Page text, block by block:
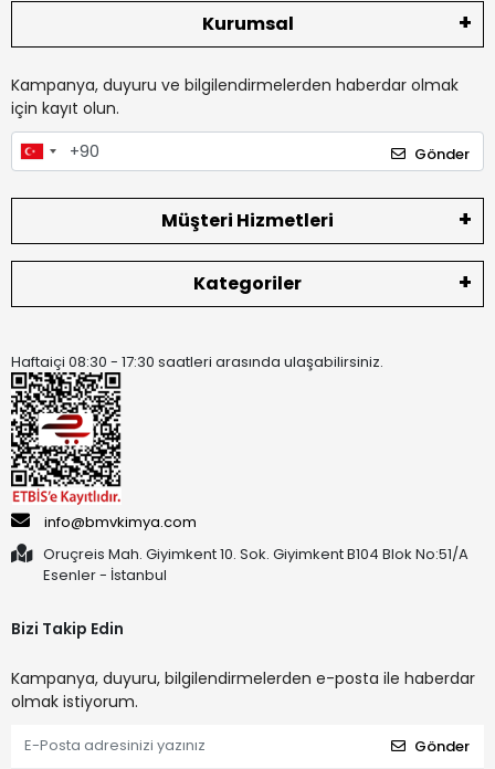
Kurumsal
Kampanya, duyuru ve bilgilendirmelerden haberdar olmak
için kayıt olun.
Gönder
Müşteri Hizmetleri
Kategoriler
Haftaiçi 08:30 - 17:30 saatleri arasında ulaşabilirsiniz.
info@bmvkimya.com
Oruçreis Mah. Giyimkent 10. Sok. Giyimkent B104 Blok No:51/A
Esenler - İstanbul
Bizi Takip Edin
Kampanya, duyuru, bilgilendirmelerden e-posta ile haberdar
olmak istiyorum.
Gönder